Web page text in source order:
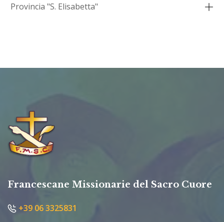
Provincia "S. Elisabetta"
Francescane Missionarie del Sacro Cuore
+39 06 3325831